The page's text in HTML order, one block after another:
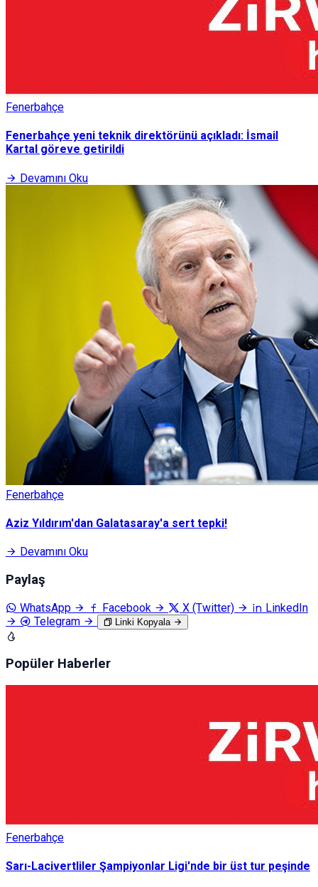
Fenerbahçe
Fenerbahçe yeni teknik direktörünü açıkladı: İsmail
Kartal göreve getirildi
Devamını Oku
Fenerbahçe
Aziz Yıldırım'dan Galatasaray'a sert tepki!
Devamını Oku
Paylaş
WhatsApp Facebook X (Twitter)
LinkedIn
Telegram
Linki Kopyala
Popüler Haberler
Fenerbahçe
Sarı-Lacivertliler Şampiyonlar Ligi'nde bir üst tur peşinde